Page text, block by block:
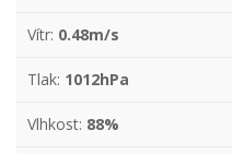
Vítr: 0.48m/s
Tlak: 1012hPa
Vlhkost: 88%